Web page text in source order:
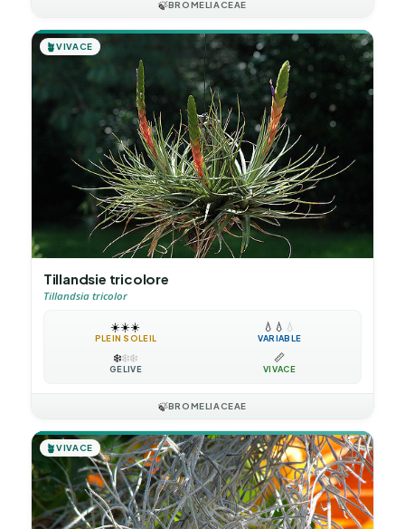
🍃BROMELIACEAE
🪴VIVACE
Tillandsie tricolore
Tillandsia tricolor
☀️☀️☀️
PLEIN SOLEIL
💧 💧 💧
VARIABLE
❄️❄️❄️
GÉLIVE
📏
VIVACE
🍃BROMELIACEAE
🪴VIVACE